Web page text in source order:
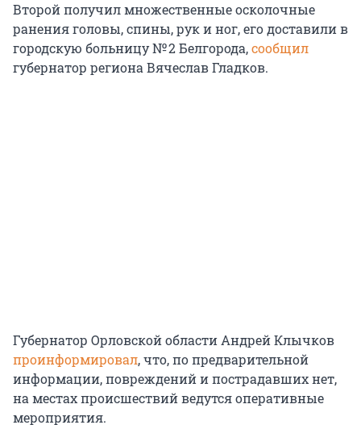
Второй получил множественные осколочные
ранения головы, спины, рук и ног, его доставили в
городскую больницу № 2 Белгорода,сообщил
губернатор региона Вячеслав Гладков.
Губернатор Орловской области Андрей Клычков
проинформировал, что, по предварительной
информации, повреждений и пострадавших нет,
на местах происшествий ведутся оперативные
мероприятия.